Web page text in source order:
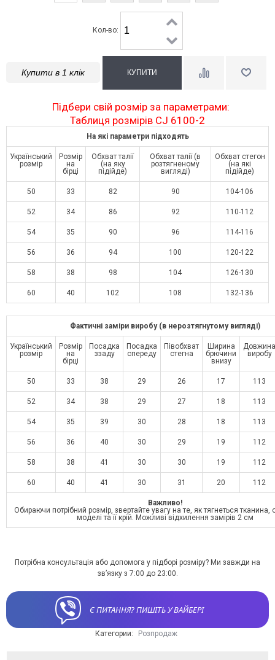
Кол-во:
Купити в 1 клік
Підбери свій розмір за параметрами:
Таблиця розмірів CJ 6100-2
На які параметри підходять
Український
розмір
Розмір
на
бірці
Обхват талії
(на яку
підійде)
Обхват талії (в
розтягненому
вигляді)
Обхват стегон
(на які
підійде)
50 33 82 90 104-106
52 34 86 92 110-112
54 35 90 96 114-116
56 36 94 100 120-122
58 38 98 104 126-130
60 40 102 108 132-136
Фактичні заміри виробу (в нерозтягнутому вигляді)
Український
розмір
Розмір
на
бірці
Посадка
ззаду
Посадка
спереду
Півобхват
стегна
Ширина
брючини
внизу
Довжина
виробу
50 33 38 29 26 17 113
52 34 38 29 27 18 113
54 35 39 30 28 18 113
56 36 40 30 29 19 112
58 38 41 30 30 19 112
60 40 41 30 31 20 112
Важливо!
Обираючи потрібний розмір, звертайте увагу на те, як тягнеться тканина,
моделі та її крій. Можливі відхилення замірів 2 см
Потрібна консультація або допомога у підборі розміру? Ми завжди на
зв’язку з 7:00 до 23:00.
Є ПИТАННЯ? ПИШІТЬ У ВАЙБЕРІ
Категории: Розпродаж